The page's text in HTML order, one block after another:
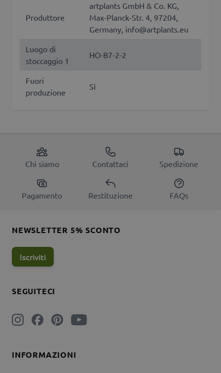
Produttore
artplants GmbH & Co. KG,
Max-Planck-Str. 4, 97204,
Germany, info@artplants.eu
Luogo di
stoccaggio 1
HO-B7-2-2
Fuori
produzione
Sì
Chi siamo Contattaci Spedizione
Pagamento Restituzione FAQs
INFORMAZIONI
SEGUITECI
NEWSLETTER 5% SCONTO
Iscriviti